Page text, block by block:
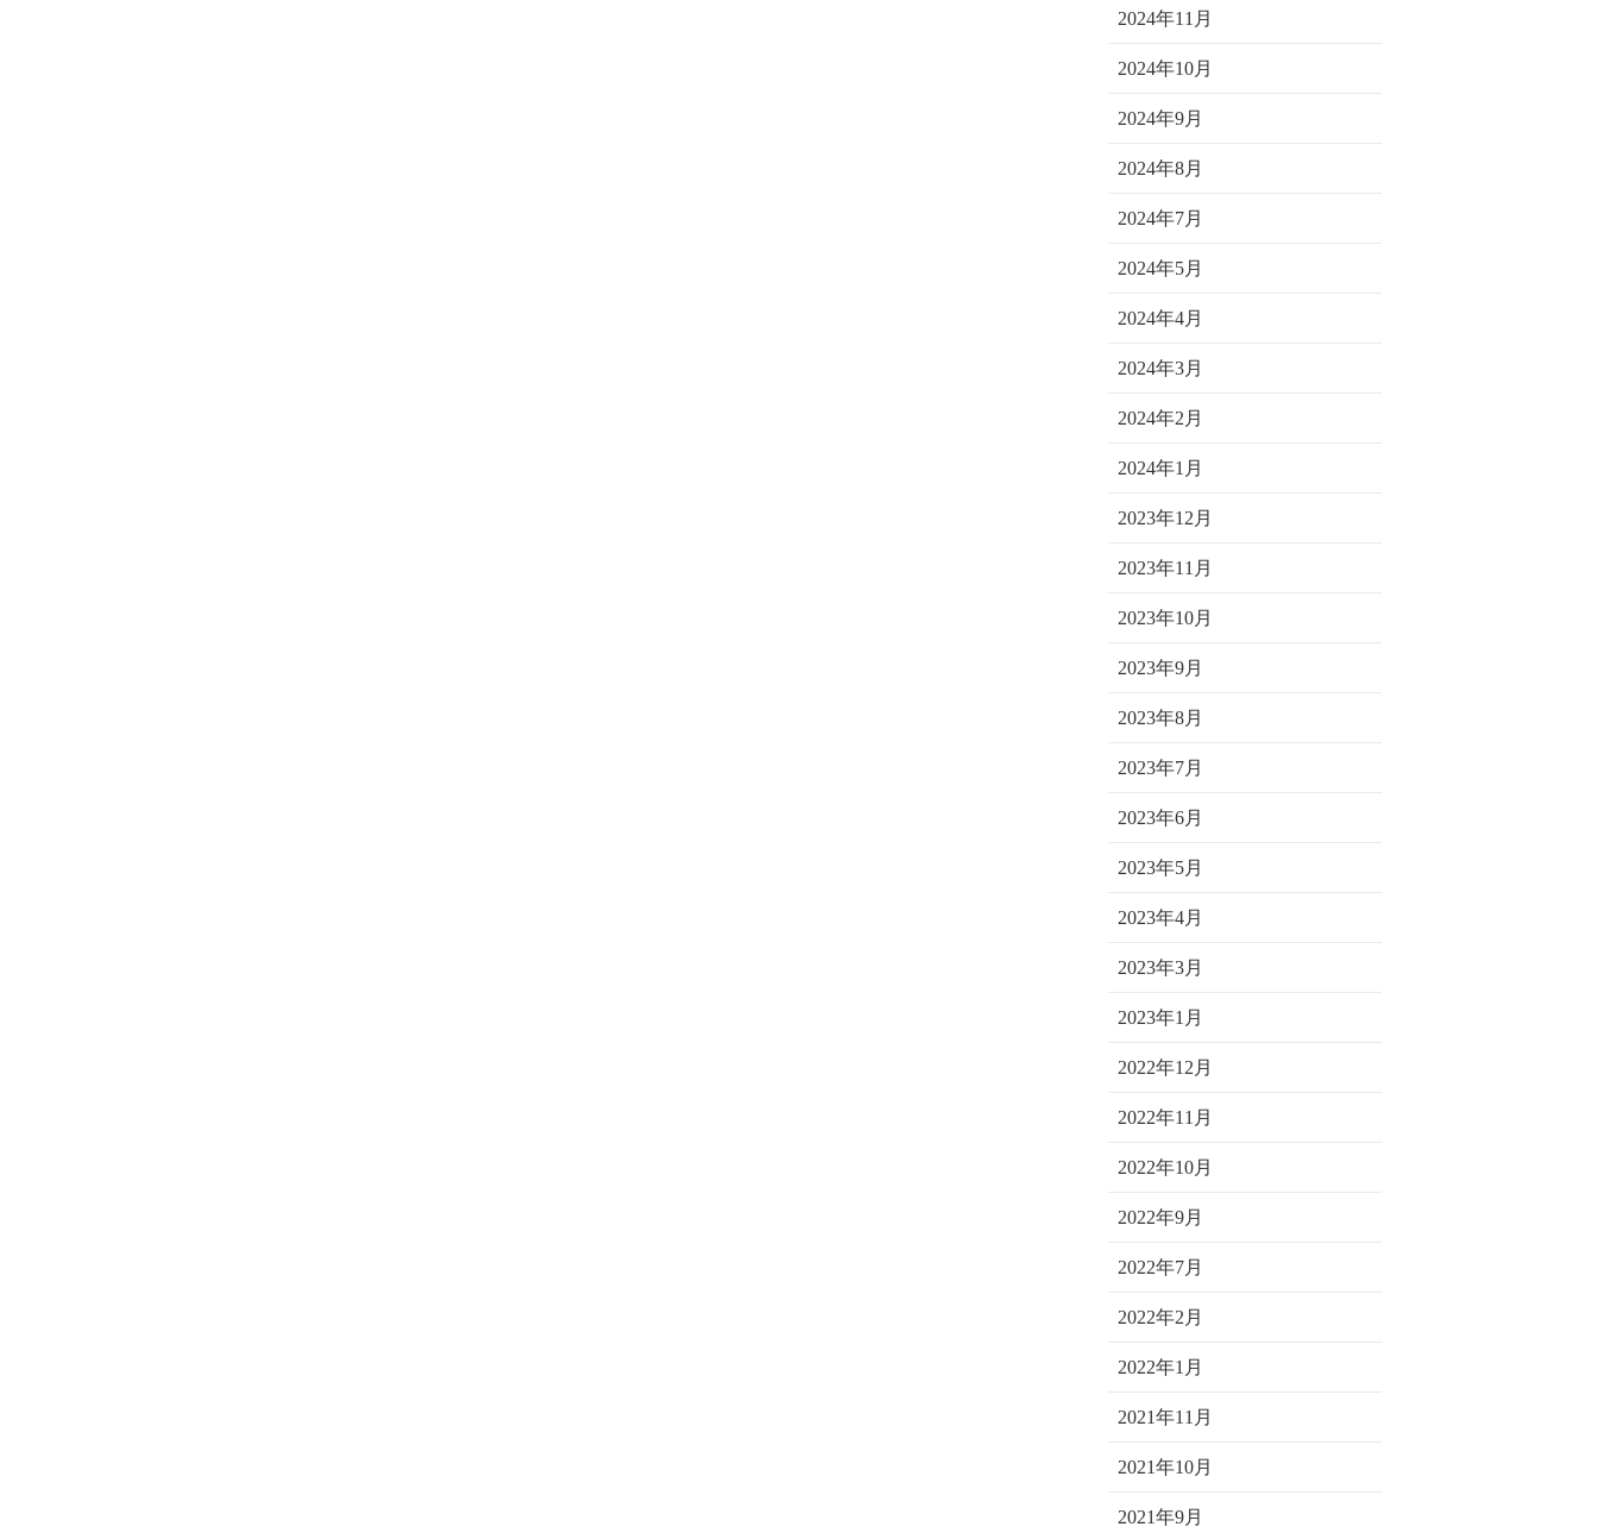
2024年11月
2024年10月
2024年9月
2024年8月
2024年7月
2024年5月
2024年4月
2024年3月
2024年2月
2024年1月
2023年12月
2023年11月
2023年10月
2023年9月
2023年8月
2023年7月
2023年6月
2023年5月
2023年4月
2023年3月
2023年1月
2022年12月
2022年11月
2022年10月
2022年9月
2022年7月
2022年2月
2022年1月
2021年11月
2021年10月
2021年9月